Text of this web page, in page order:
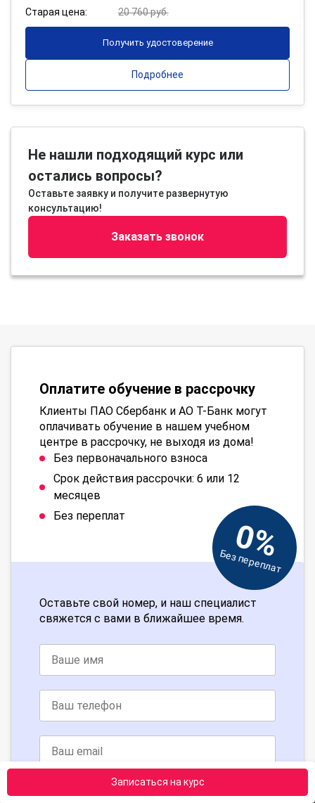
Записаться на курс
Старая цена:
20 760 руб.
Получить удостоверение
Подробнее
Не нашли подходящий курс или
остались вопросы?
Оставьте заявку и получите развернутую
консультацию!
Заказать звонок
Оплатите обучение в рассрочку
Клиенты ПАО Сбербанк и АО Т-Банк могут
оплачивать обучение в нашем учебном
центре в рассрочку, не выходя из дома!
Без первоначального взноса
Срок действия рассрочки: 6 или 12
месяцев
Без переплат
0%
Без переплат
Оставьте свой номер, и наш специалист
свяжется с вами в ближайшее время.
Получить консультацию